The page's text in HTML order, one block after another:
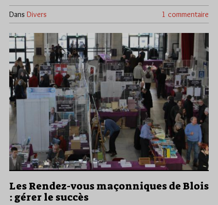
Dans Divers 1 commentaire
Les Rendez-vous maçonniques de Blois
: gérer le succès